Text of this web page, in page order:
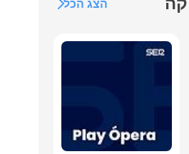
הצג הכל